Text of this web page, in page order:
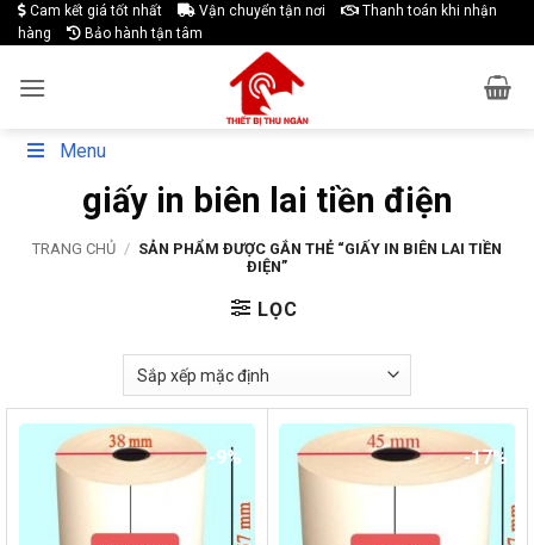
Skip
to
Cam kết giá tốt nhất Vận chuyển tận nơi
Thanh toán khi nhận
hàng
Bảo hành tận tâm
Menu
giấy in biên lai tiền điện
TRANG CHỦ / SẢN PHẨM ĐƯỢC GẮN THẺ “GIẤY IN BIÊN LAI TIỀN
ĐIỆN”
LỌC
-9% -17%